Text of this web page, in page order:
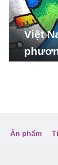
Việt
Ấn phẩm